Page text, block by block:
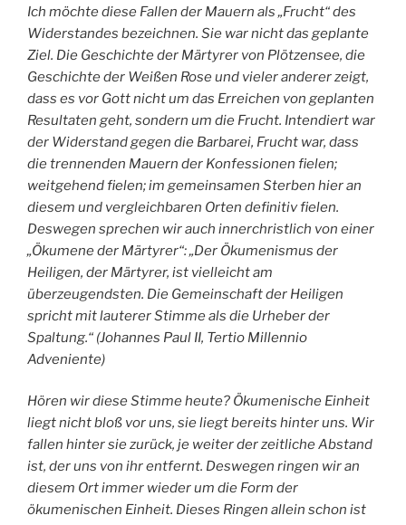
Ich möchte diese Fallen der Mauern als „Frucht“ des
Widerstandes bezeichnen. Sie war nicht das geplante
Ziel. Die Geschichte der Märtyrer von Plötzensee, die
Geschichte der Weißen Rose und vieler anderer zeigt,
dass es vor Gott nicht um das Erreichen von geplanten
Resultaten geht, sondern um die Frucht. Intendiert war
der Widerstand gegen die Barbarei, Frucht war, dass
die trennenden Mauern der Konfessionen fielen;
weitgehend fielen; im gemeinsamen Sterben hier an
diesem und vergleichbaren Orten definitiv fielen.
Deswegen sprechen wir auch innerchristlich von einer
„Ökumene der Märtyrer“: „Der Ökumenismus der
Heiligen, der Märtyrer, ist vielleicht am
überzeugendsten. Die Gemeinschaft der Heiligen
spricht mit lauterer Stimme als die Urheber der
Spaltung.“ (Johannes Paul II, Tertio Millennio
Adveniente)
Hören wir diese Stimme heute? Ökumenische Einheit
liegt nicht bloß vor uns, sie liegt bereits hinter uns. Wir
fallen hinter sie zurück, je weiter der zeitliche Abstand
ist, der uns von ihr entfernt. Deswegen ringen wir an
diesem Ort immer wieder um die Form der
ökumenischen Einheit. Dieses Ringen allein schon ist